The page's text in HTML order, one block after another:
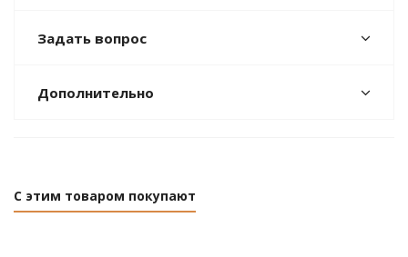
Задать вопрос
Дополнительно
С этим товаром покупают